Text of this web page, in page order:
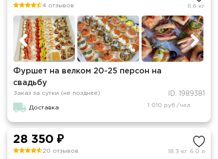
4 отзывов 6.6 кг
Фуршет на велком 20-25 персон на
свадьбу
Заказ за сутки (не позднее) ID: 1989381
Доставка 1 010 руб./чел.
28 350 ₽
20 отзывов 18.3 кг 6.0 л